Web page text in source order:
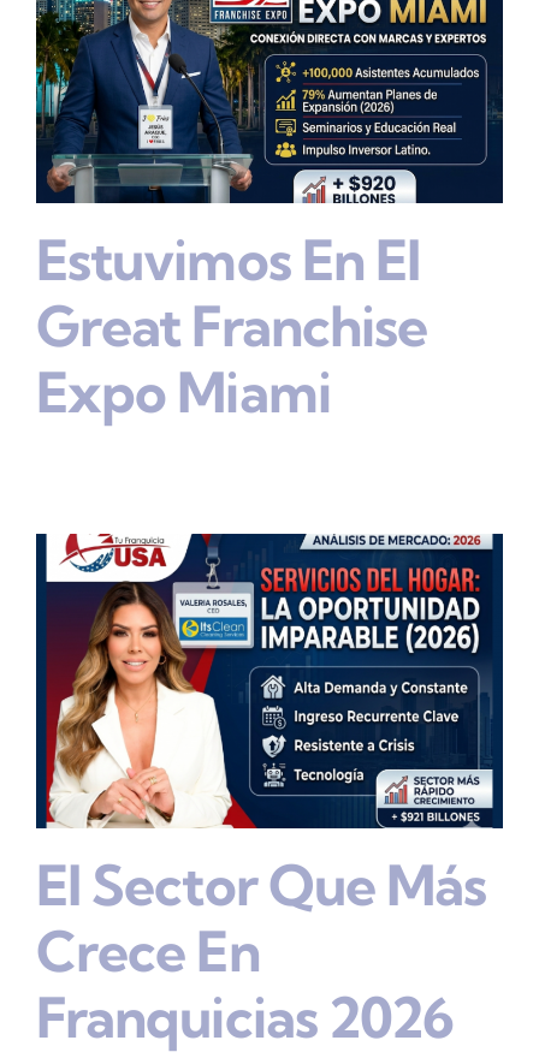
Estuvimos En El
Great Franchise
Expo Miami
El Sector Que Más
Crece En
Franquicias 2026